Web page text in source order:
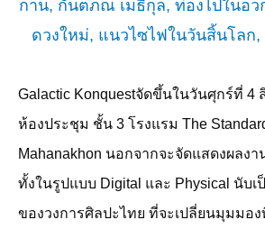
Galactic Konquestจัดขึ้นในวันศุกร์ที่ 4
ห้องประชุม ชั้น 3 โรงแรม The
Mahanakhon นอกจากจะจัดแสดงผลง
ทั้งในรูปแบบ Digital และ Physical นับเ
ของวงการศิลปะไทย ที่จะเปลี่ยนมุมมอ